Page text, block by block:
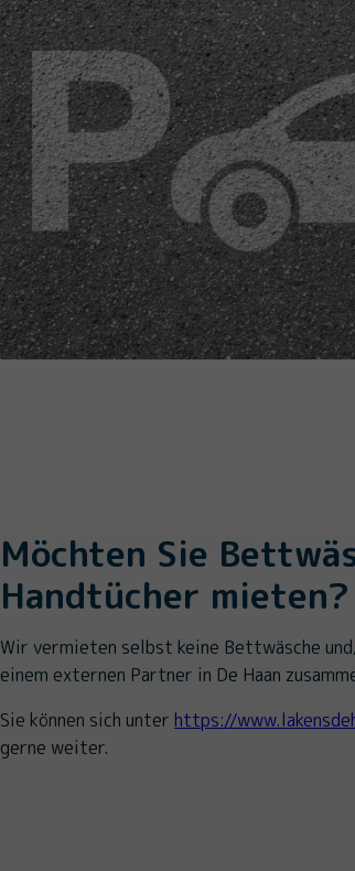
Möchten Sie
Handtücher mieten?
Wir vermieten selbst keine Bettwäsche
einem externen Partner in De Haan
Sie können sich unter https://
gerne weiter.